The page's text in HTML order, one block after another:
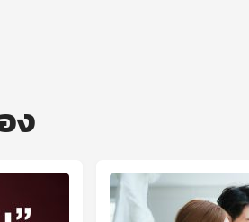
ง